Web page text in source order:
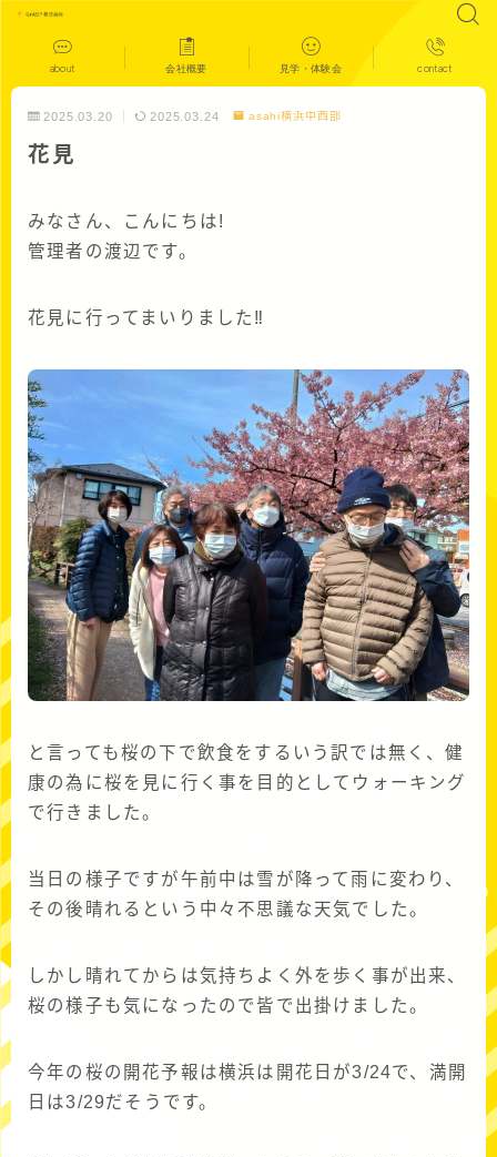
about 会社概要 見学・体験会 contact
2025.03.20 2025.03.24 asahi横浜中西部
花見
みなさん、こんにちは!
管理者の渡辺です。
花見に行ってまいりました‼
と言っても桜の下で飲食をするいう訳では無く、健
康の為に桜を見に行く事を目的としてウォーキング
で行きました。
当日の様子ですが午前中は雪が降って雨に変わり、
その後晴れるという中々不思議な天気でした。
しかし晴れてからは気持ちよく外を歩く事が出来、
桜の様子も気になったので皆で出掛けました。
今年の桜の開花予報は横浜は開花日が3/24で、満開
日は3/29だそうです。